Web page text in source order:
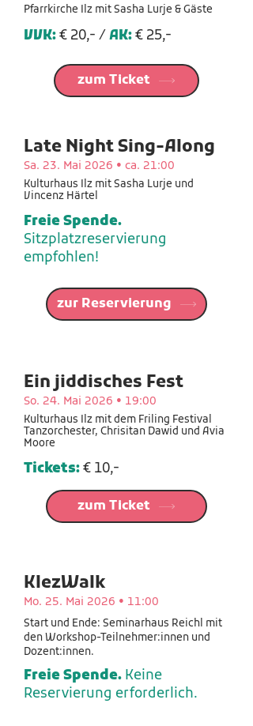
Pfarrkirche Ilz mit Sasha Lurje & Gäste
VVK:€ 20,- / AK:€ 25,-
zum Ticket
Late Night Sing-Along
Sa. 23. Mai 2026 • ca. 21:00
Kulturhaus Ilz mit Sasha Lurje und
Vincenz Härtel
Freie Spende.
Sitzplatzreservierung
empfohlen!
zur Reservierung
Ein jiddisches Fest
So. 24. Mai 2026 • 19:00
Kulturhaus Ilz mit dem Friling Festival
Tanzorchester, Chrisitan Dawid und Avia
Moore
Tickets:€ 10,-
zum Ticket
KlezWalk
Mo. 25. Mai 2026 • 11:00
Start und Ende: Seminarhaus Reichl mit
den Workshop-Teilnehmer:innen und
Dozent:innen.
Freie Spende. Keine
Reservierung erforderlich.